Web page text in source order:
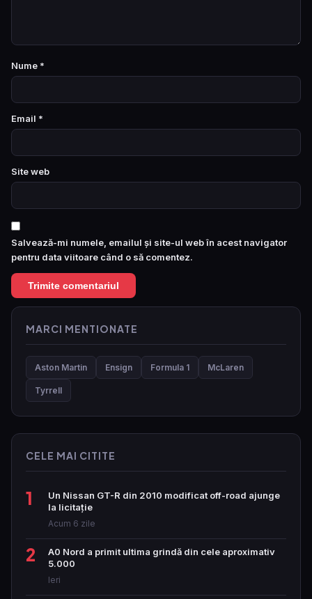
Nume *
Email *
Site web
Salvează-mi numele, emailul și site-ul web în acest navigator
pentru data viitoare când o să comentez.
MARCI MENTIONATE
Aston Martin Ensign Formula 1 McLaren
Tyrrell
CELE MAI CITITE
1
Un Nissan GT-R din 2010 modificat off-road ajunge
la licitație
Acum 6 zile
2
A0 Nord a primit ultima grindă din cele aproximativ
5.000
Ieri